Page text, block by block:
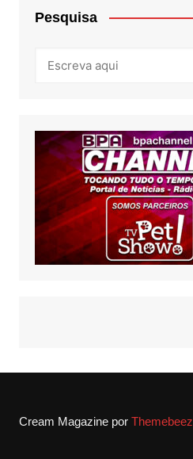
Pesquisa
Cream Magazine por Themebeez